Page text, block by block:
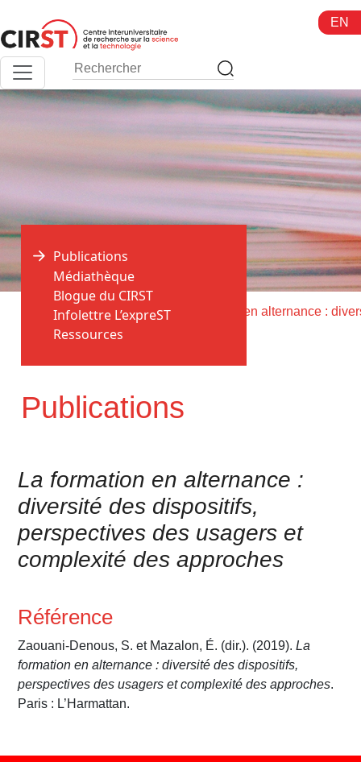
au
contenu
EN
Accueil > Publications >
Publications
Publications
Médiathèque
Blogue du CIRST
Infolettre L’expreST
Ressources
La formation en alternance :
diversité des dispositifs,
perspectives des usagers et
complexité des approches
Référence
Zaouani-Denous, S. et Mazalon, É. (dir.). (2019).La
formation en alternance : diversité des dispositifs,
perspectives des usagers et complexité des approches.
Paris : L’Harmattan.